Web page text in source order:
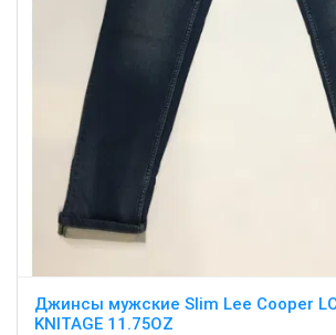
Джинсы мужские Slim Lee Cooper
KNITAGE 11.75OZ